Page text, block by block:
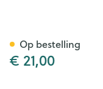
€ 21,00
Op bestelling